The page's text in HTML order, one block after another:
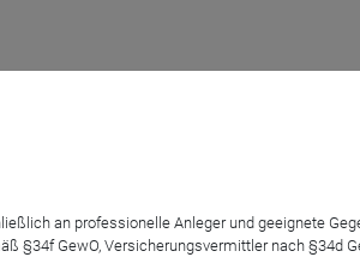
Blick auf die
an professionelle Anleger und geeignete
§34f GewO, Versicherungsvermittler nach §34d